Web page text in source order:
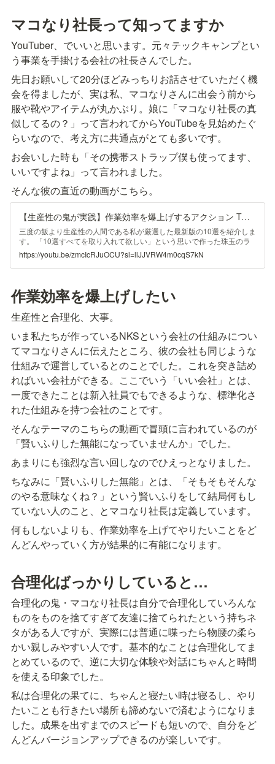
マコなり社長って知ってますか
YouTuber、でいいと思います。元々テックキャンプとい
う事業を手掛ける会社の社長さんでした。
先日お願いして20分ほどみっちりお話させていただく機
会を得ましたが、実は私、マコなりさんに出会う前から
服や靴やアイテムが丸かぶり。娘に「マコなり社長の真
似してるの？」って言われてからYouTubeを見始めたぐ
らいなので、考え方に共通点がとても多いです。
お会いした時も「その携帯ストラップ僕も使ってます、
いいですよね」って言われました。
そんな彼の直近の動画がこちら。
【生産性の鬼が実践】作業効率を爆上げするアクション TOP10
三度の飯より生産性の人間である私が厳選した最新版の10選を紹介しま
す。 「10選すべてを取り入れて欲しい」という思いで作った珠玉のラ
ンキングです。 特に第1位はこれまで紹介してこなかったことに絶望し
て、YouTubeチャンネルを消す寸前までいきました。 無駄なことは徹
底的に全部削り、やるべきことに注力できる人生にしましょう。 ■動画
ERGO https://amzn.to/3z0wSTu Apple AirPods Pro
https://amzn.to/3xtQ8bw Bose QuietComfort Ultra Earbuds
キャンプ スキルカレッジ https://tech-camp.in/lps/skill_college Rainy
Mood レイニームード https://www.rainymood.com/ YouTube Summary
with ChatGPT & Claude
https://chromewebstore.google.com/detail/youtube-summary-with-
chat/nmmicjeknamkfloonkhhcjmomieiodli ■おまけトークで紹介した手
作りなんじゃもんじゃゲーム なんじゃもんじゃ設定ショートカット
https://www.icloud.com/shortcuts/fe54a417f6db43cdaa0bac4ee4af754
4 ■関連動画 【革命的】仕事・勉強・生活すべてが効率アップする歴代
最強ツール『Notion』を今すぐ使え！ https://www.youtube.com/watch?
v=hYwIVwVWJSU 【絶対やめろ】大人が書いてはいけない文章 TOP10
https://www.youtube.com/watch?v=0QEXaUsrC5s 【生産性の鬼】1年
続けると人生が変わる習慣 TOP20 https://www.youtube.com/watch?
v=E7s0_er743I&t=1939s ＼今なら1週間無料／ ■Makonari Inside
Stories https://is.makonari.com/ YouTubeでは話せないマコなり社長の
「裏話」を毎日配信します。 ■新しい仲間を募集中！ 最新の採用情報に
ついては以下のリンクよりご確認ください
https://www.wantedly.com/companies/company_5232702 ■衣装
WWS（ワークウェアスーツ） 私が1年以上セットアップを愛用してい
るWWSにお声がけいただき、アンバサダーになりました。 ＼クーポン
を使うと1000円OFFで購入できます／
https://www.workwearsuit.com/contents/products 購入時にクーポンコー
ド【makonari】を入力してください。 ■自宅に届くワインスクール
HOMEWiNE（ホームワイン） 何度か動画で紹介しているホームワイン
さんにお声がけいただき、アンバサダーになりました！本当に美味しい
https://shop.homewine.jp/lp?u=iOae5L8GMj 購入時にクーポンコード
【makonari】を入力してください。 🍀マコなり社長公式LINEアカウン
い】 ■マコなり社長おすすめ本 ◎マインドセット編 自分の中に毒を持
てhttps://amzn.to/2A4lmId 反応しない練習 https://amzn.to/2WZSudy 嫌
われる勇気 https://amzn.to/3aAzmGX 幸せになる勇気
https://amzn.to/39ySC6y ７つの習慣 https://amzn.to/2JA1Dl3 ◎基礎ス
キル編 改訂新版書く技術・伝える技術 https://amzn.to/39BfSAK ノンデ
ザイナーズブック https://amzn.to/2w3V5s1 ゼロ秒思考 頭がよくなる世
界一シンプルなトレーニング https://amzn.to/33Y1lhw ◎ビジネス思考
編 ハイパワーマーケティング https://amzn.to/2wUyiiB ブルーオーシャ
ン戦略 https://amzn.to/2WVx4hP イシューからはじめよ
https://amzn.to/2yoZeaM ◎キャリア編 転職の思考法
https://amzn.to/3aC6Y7E ※上記リンクURLはAmazonアソシエイトのリ
ンクを使用しています。 ■マコなり社長のX
https://twitter.com/mako_yukinari ■マコなり社長のInstagram
https://www.instagram.com/makonarishacho/ ■【実績No.1/日本最大
級】テックキャンプ エンジニア転職 未経験から最短10週間で稼げるエ
https://youtu.be/zmcIcRJuOCU?si=llJJVRW4m0cqS7kN
作業効率を爆上げしたい
生産性と合理化、大事。
いま私たちが作っているNKSという会社の仕組みについ
てマコなりさんに伝えたところ、彼の会社も同じような
仕組みで運営しているとのことでした。これを突き詰め
ればいい会社ができる。ここでいう「いい会社」とは、
一度できたことは新入社員でもできるような、標準化さ
れた仕組みを持つ会社のことです。
そんなテーマのこちらの動画で冒頭に言われているのが
「賢いふりした無能になっていませんか」でした。
あまりにも強烈な言い回しなのでひえっとなりました。
ちなみに「賢いふりした無能」とは、「そもそもそんな
のやる意味なくね？」という賢いふりをして結局何もし
ていない人のこと、とマコなり社長は定義しています。
何もしないよりも、作業効率を上げてやりたいことをど
んどんやっていく方が結果的に有能になります。
合理化ばっかりしていると…
合理化の鬼・マコなり社長は自分で合理化していろんな
ものをものを捨てすぎて友達に捨てられたという持ちネ
タがある人ですが、実際には普通に喋ったら物腰の柔ら
かい親しみやすい人です。基本的なことは合理化してま
とめているので、逆に大切な体験や対話にちゃんと時間
を使える印象でした。
私は合理化の果てに、ちゃんと寝たい時は寝るし、やり
たいことも行きたい場所も諦めないで済むようになりま
した。成果を出すまでのスピードも短いので、自分をど
んどんバージョンアップできるのが楽しいです。